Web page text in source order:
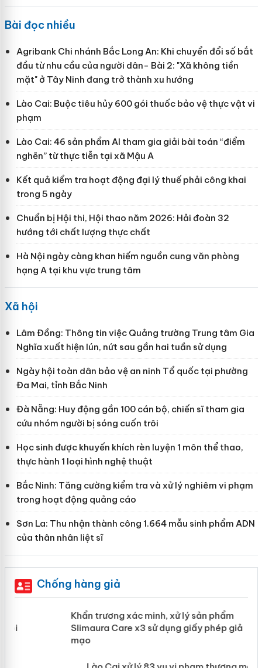
Bài đọc nhiều
Agribank Chi nhánh Bắc Long An: Khi chuyển đổi số bắt
đầu từ nhu cầu của người dân- Bài 2: "Xã không tiền
mặt" ở Tây Ninh đang trở thành xu hướng
Lào Cai: Buộc tiêu hủy 600 gói thuốc bảo vệ thực vật vi
phạm
Lào Cai: 46 sản phẩm AI tham gia giải bài toán “điểm
nghẽn” từ thực tiễn tại xã Mậu A
Kết quả kiểm tra hoạt động đại lý thuế phải công khai
trong 5 ngày
Chuẩn bị Hội thi, Hội thao năm 2026: Hải đoàn 32
hướng tới chất lượng thực chất
Hà Nội ngày càng khan hiếm nguồn cung văn phòng
hạng A tại khu vực trung tâm
Xã hội
Lâm Đồng: Thông tin việc Quảng trường Trung tâm Gia
Nghĩa xuất hiện lún, nứt sau gần hai tuần sử dụng
Ngày hội toàn dân bảo vệ an ninh Tổ quốc tại phường
Đa Mai, tỉnh Bắc Ninh
Đà Nẵng: Huy động gần 100 cán bộ, chiến sĩ tham gia
cứu nhóm người bị sóng cuốn trôi
Học sinh được khuyến khích rèn luyện 1 môn thể thao,
thực hành 1 loại hình nghệ thuật
Bắc Ninh: Tăng cường kiểm tra và xử lý nghiêm vi phạm
trong hoạt động quảng cáo
Sơn La: Thu nhận thành công 1.664 mẫu sinh phẩm ADN
của thân nhân liệt sĩ
Chống hàng giả
Khẩn trương xác minh, xử lý sản phẩm
Slimaura Care x3 sử dụng giấy phép
giả mạo